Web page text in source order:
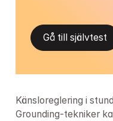
Gå till självtest
Känsloreglering i
Grounding-tekniker